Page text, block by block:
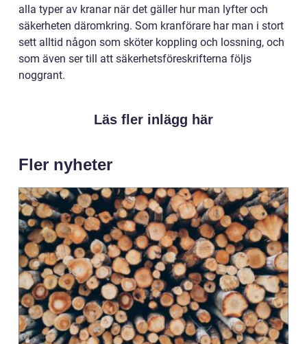
alla typer av kranar när det gäller hur man lyfter och
säkerheten däromkring. Som kranförare har man i stort
sett alltid någon som sköter koppling och lossning, och
som även ser till att säkerhetsföreskrifterna följs
noggrant.
Läs fler inlägg här
Fler nyheter